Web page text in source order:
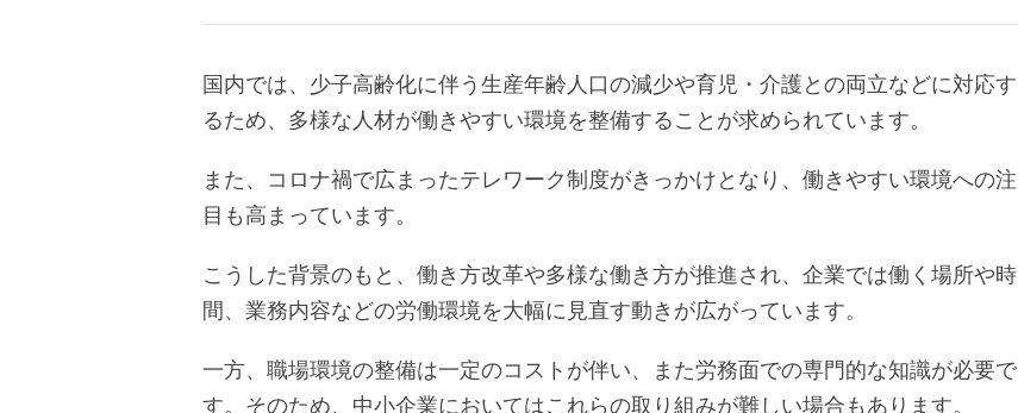
国内では、少子高齢化に伴う生産年齢人口の減少や育児・介護との両立などに対応す
るため、多様な人材が働きやすい環境を整備することが求められています。
また、コロナ禍で広まったテレワーク制度がきっかけとなり、働きやすい環境への注
目も高まっています。
こうした背景のもと、働き方改革や多様な働き方が推進され、企業では働く場所や時
間、業務内容などの労働環境を大幅に見直す動きが広がっています。
一方、職場環境の整備は一定のコストが伴い、また労務面での専門的な知識が必要で
す。そのため、中小企業においてはこれらの取り組みが難しい場合もあります。